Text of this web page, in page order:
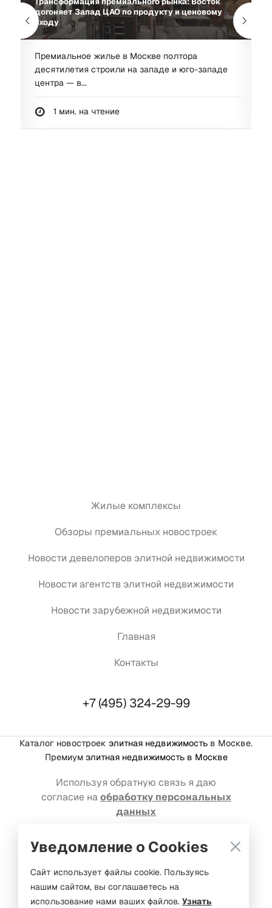
догоняет Запад ЦАО по продукту и ценовому
входу
Премиальное жилье в Москве полтора
десятилетия строили на западе и юго-западе
центра — в...
1 мин. на чтение
Жилые комплексы
Обзоры премиальных новостроек
Новости девелоперов элитной недвижимости
Новости агентств элитной недвижимости
Новости зарубежной недвижимости
Главная
Контакты
+7 (495) 324-29-99
Каталог новостроек элитная недвижимость в Москве.
Премиум элитная недвижимость в Москве
Используя обратную связь я даю
согласие наобработку персональных
данных
© Premium estate, 2016-2026. Все права защищены
ООО «Медиакассир Маркет»
Уведомление о Cookies
Сайт использует файлы cookie. Пользуясь
нашим сайтом, вы соглашаетесь на
использование нами ваших файлов. Узнать